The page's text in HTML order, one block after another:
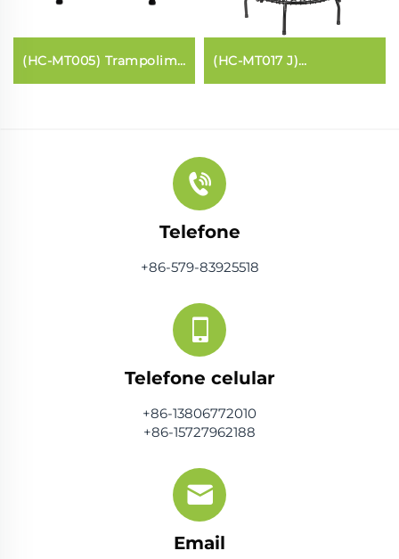
(HC-MT005) Trampolim
com Cinto Elástico
(HC-MT017 J)
45polegadas Redondo
Telefone
+86-579-83925518
Telefone celular
+86-13806772010
+86-15727962188
Email